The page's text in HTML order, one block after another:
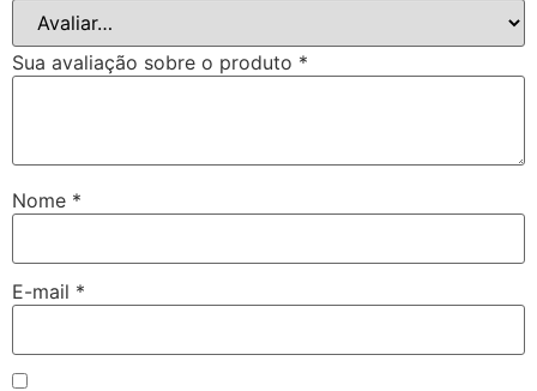
Sua avaliação sobre o produto *
Nome *
E-mail *